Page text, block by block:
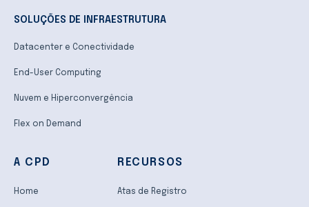
SOLUÇÕES DE INFRAESTRUTURA
Datacenter e Conectividade
End-User Computing
Nuvem e Hiperconvergência
Flex on Demand
A CPD
Home
RECURSOS
Atas de Registro